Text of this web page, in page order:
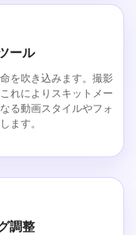
ール
を吹き込みます。撮影
れによりスキットメー
る動画スタイルやフォ
ます。
調整